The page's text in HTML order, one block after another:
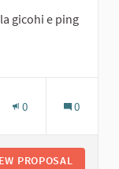
gicohi e ping
0 0
PROPOSAL